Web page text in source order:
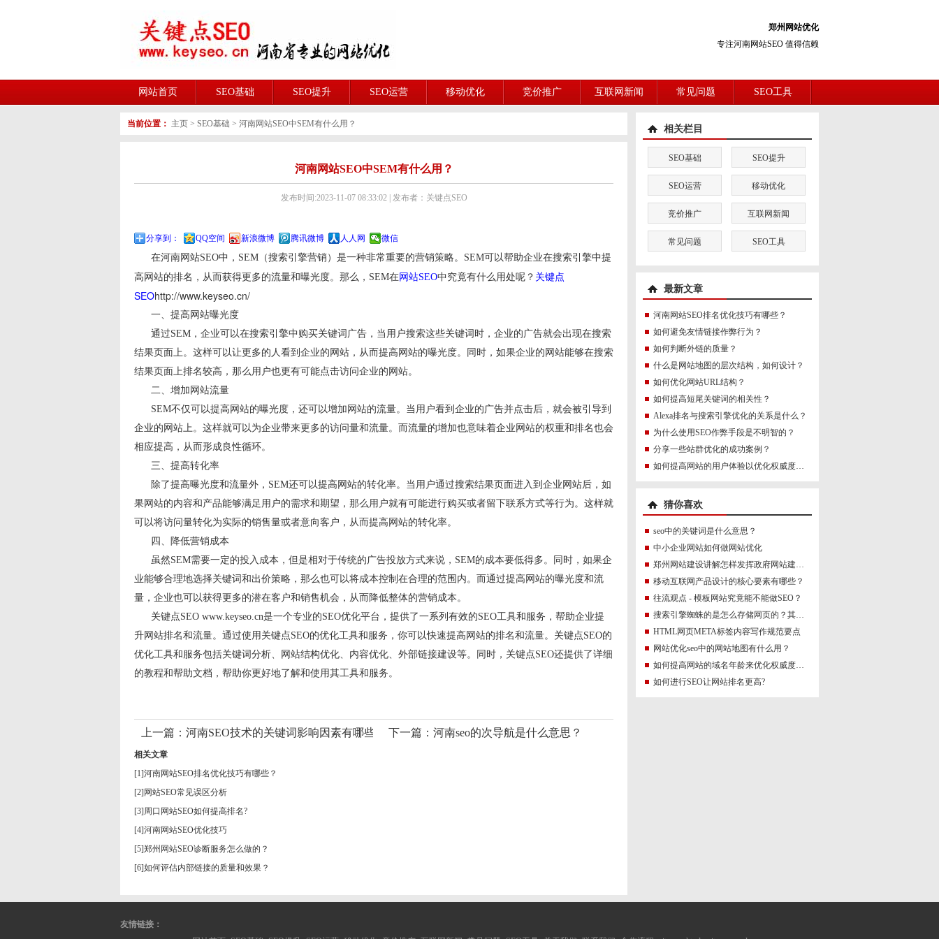
郑州网站优化
专注河南网站SEO 值得信赖
网站首页 SEO基础 SEO提升 SEO运营 移动优化 竞价推广 互联网新闻 常见问题 SEO工具
当前位置： 主页 > SEO基础 > 河南网站SEO中SEM有什么用？
河南网站SEO中SEM有什么用？
发布时间:2023-11-07 08:33:02 | 发布者：关键点SEO
分享到： QQ空间 新浪微博 腾讯微博 人人网 微信
在河南网站SEO中，SEM（搜索引擎营销）是一种非常重要的营销策略。SEM可以帮助企业在搜索引擎中提
高网站的排名，从而获得更多的流量和曝光度。那么，SEM在网站SEO中究竟有什么用处呢？ 关键点
SEOhttp://www.keyseo.cn/
一、提高网站曝光度
通过SEM，企业可以在搜索引擎中购买关键词广告，当用户搜索这些关键词时，企业的广告就会出现在搜索
结果页面上。这样可以让更多的人看到企业的网站，从而提高网站的曝光度。同时，如果企业的网站能够在搜索
结果页面上排名较高，那么用户也更有可能点击访问企业的网站。
二、增加网站流量
SEM不仅可以提高网站的曝光度，还可以增加网站的流量。当用户看到企业的广告并点击后，就会被引导到
企业的网站上。这样就可以为企业带来更多的访问量和流量。而流量的增加也意味着企业网站的权重和排名也会
相应提高，从而形成良性循环。
三、提高转化率
除了提高曝光度和流量外，SEM还可以提高网站的转化率。当用户通过搜索结果页面进入到企业网站后，如
果网站的内容和产品能够满足用户的需求和期望，那么用户就有可能进行购买或者留下联系方式等行为。这样就
可以将访问量转化为实际的销售量或者意向客户，从而提高网站的转化率。
四、降低营销成本
虽然SEM需要一定的投入成本，但是相对于传统的广告投放方式来说，SEM的成本要低得多。同时，如果企
业能够合理地选择关键词和出价策略，那么也可以将成本控制在合理的范围内。而通过提高网站的曝光度和流
量，企业也可以获得更多的潜在客户和销售机会，从而降低整体的营销成本。
关键点SEO www.keyseo.cn是一个专业的SEO优化平台，提供了一系列有效的SEO工具和服务，帮助企业提
升网站排名和流量。通过使用关键点SEO的优化工具和服务，你可以快速提高网站的排名和流量。关键点SEO的
优化工具和服务包括关键词分析、网站结构优化、内容优化、外部链接建设等。同时，关键点SEO还提供了详细
的教程和帮助文档，帮助你更好地了解和使用其工具和服务。
上一篇： 河南SEO技术的关键词影响因素有哪些？ 下一篇： 河南seo的次导航是什么意思？
相关文章
[1]河南网站SEO排名优化技巧有哪些？
[2] 网站SEO常见误区分析
[3]周口网站SEO如何提高排名?
[4]河南网站SEO优化技巧
[5]郑州网站SEO诊断服务怎么做的？
[6]如何评估内部链接的质量和效果？
相关栏目
SEO基础 SEO提升
SEO运营 移动优化
竞价推广 互联网新闻
常见问题 SEO工具
最新文章
河南网站SEO排名优化技巧有哪些？
如何避免友情链接作弊行为？
如何判断外链的质量？
什么是网站地图的层次结构，如何设计？
如何优化网站URL结构？
如何提高短尾关键词的相关性？
Alexa排名与搜索引擎优化的关系是什么？
为什么使用SEO作弊手段是不明智的？
分享一些站群优化的成功案例？
如何提高网站的用户体验以优化权威度讯号？
猜你喜欢
seo中的关键词是什么意思？
中小企业网站如何做网站优化
郑州网站建设讲解怎样发挥政府网站建设的作用
移动互联网产品设计的核心要素有哪些？
往流观点 - 模板网站究竟能不能做SEO？
搜索引擎蜘蛛的是怎么存储网页的？其具体过程如何？
HTML网页META标签内容写作规范要点
网站优化seo中的网站地图有什么用？
如何提高网站的域名年龄来优化权威度讯号？
如何进行SEO让网站排名更高?
友情链接：